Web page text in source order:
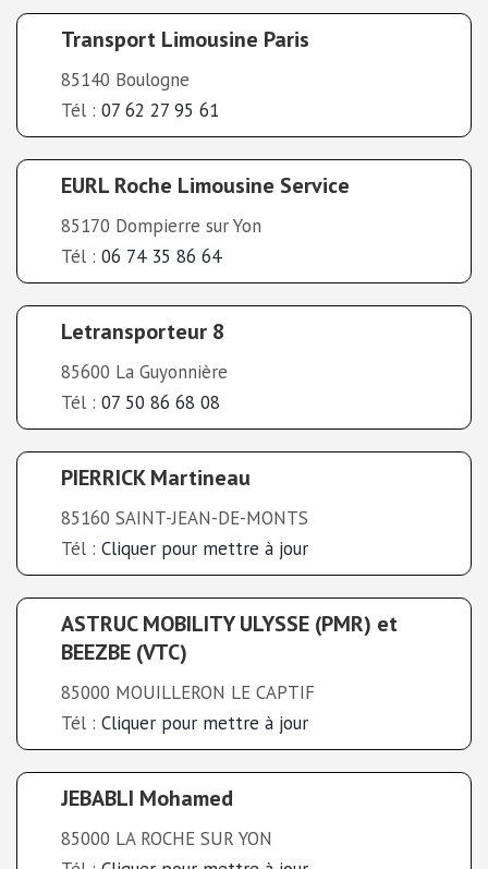
Transport Limousine Paris
85140 Boulogne
Tél : 07 62 27 95 61
EURL Roche Limousine Service
85170 Dompierre sur Yon
Tél : 06 74 35 86 64
Letransporteur 8
85600 La Guyonnière
Tél : 07 50 86 68 08
PIERRICK Martineau
85160 SAINT-JEAN-DE-MONTS
Tél : Cliquer pour mettre à jour
ASTRUC MOBILITY ULYSSE (PMR) et
BEEZBE (VTC)
85000 MOUILLERON LE CAPTIF
Tél : Cliquer pour mettre à jour
JEBABLI Mohamed
85000 LA ROCHE SUR YON